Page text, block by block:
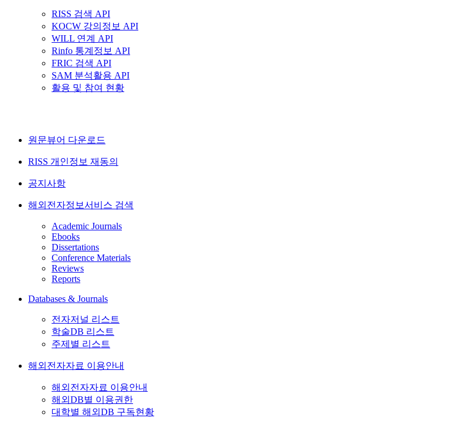
RISS 검색 API
KOCW 강의정보 API
WILL 연계 API
Rinfo 통계정보 API
FRIC 검색 API
SAM 분석활용 API
활용 및 참여 현황
원문뷰어 다운로드
RISS 개인정보 재동의
공지사항
해외전자정보서비스 검색
Academic Journals
Ebooks
Dissertations
Conference Materials
Reviews
Reports
Databases & Journals
전자저널 리스트
학술DB 리스트
주제별 리스트
해외전자자료 이용안내
해외전자자료 이용안내
해외DB별 이용권한
대학별 해외DB 구독현황